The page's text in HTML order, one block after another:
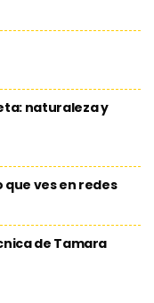
naturaleza y
que ves en redes
de Tamara